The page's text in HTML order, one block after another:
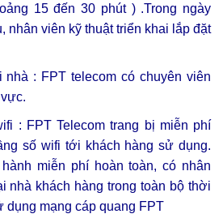
15 đến 30 phút ) .Trong ngày
nhân viên kỹ thuật triển khai lắp đặt
nhà : FPT telecom có chuyên viên
: FPT Telecom trang bị miễn phí
số wifi tới khách hàng sử dụng.
miễn phí hoàn toàn, có nhân
nhà khách hàng trong toàn bộ thời
dụng mạng cáp quang FPT